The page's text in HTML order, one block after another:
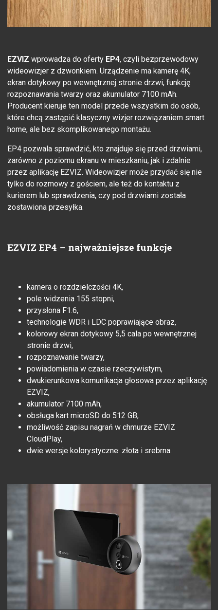
EZVIZ wprowadza do oferty EP4, czyli bezprzewodowy
wideowizjer z dzwonkiem. Urządzenie ma kamerę 4K,
ekran dotykowy po wewnętrznej stronie drzwi, funkcję
rozpoznawania twarzy oraz akumulator 7100 mAh.
Producent kieruje ten model przede wszystkim do osób,
które chcą zastąpić klasyczny wizjer rozwiązaniem smart
home, ale bez skomplikowanego montażu.
EP4 pozwala sprawdzić, kto znajduje się przed drzwiami,
zarówno z poziomu ekranu w mieszkaniu, jak i zdalnie
przez aplikację EZVIZ. Wideowizjer może przydać się nie
tylko do rozmowy z gościem, ale też do kontaktu z
kurierem lub sprawdzenia, czy pod drzwiami została
zostawiona przesyłka.
EZVIZ EP4 – najważniejsze funkcje
kamera o rozdzielczości 4K,
pole widzenia 155 stopni,
przysłona F1.6,
technologie WDR i LDC poprawiające obraz,
kolorowy ekran dotykowy 5,5 cala po wewnętrznej
stronie drzwi,
rozpoznawanie twarzy,
powiadomienia w czasie rzeczywistym,
dwukierunkowa komunikacja głosowa przez aplikację
EZVIZ,
akumulator 7100 mAh,
obsługa kart microSD do 512 GB,
możliwość zapisu nagrań w chmurze EZVIZ
CloudPlay,
dwie wersje kolorystyczne: złota i srebrna.